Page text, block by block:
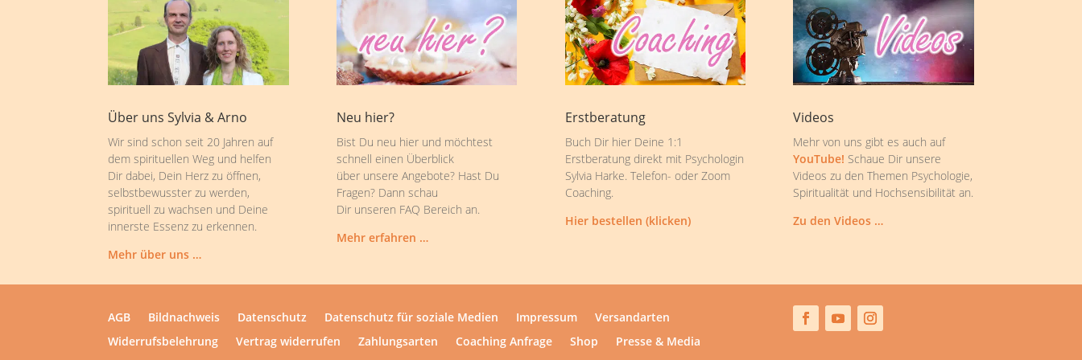
Über uns Sylvia & Arno
Wir sind schon seit 20 Jahren auf
dem spirituellen Weg und helfen
Dir dabei, Dein Herz zu öffnen,
selbstbewusster zu werden,
spirituell zu wachsen und Deine
innerste Essenz zu erkennen.
Mehr über uns …
Neu hier?
Bist Du neu hier und möchtest
schnell einen Überblick
über unsere Angebote? Hast Du
Fragen? Dann schau
Dir unseren FAQ Bereich an.
Mehr erfahren …
Erstberatung
Buch Dir hier Deine 1:1
Erstberatung direkt mit Psychologin
Sylvia Harke. Telefon- oder Zoom
Coaching.
Hier bestellen (klicken)
Videos
Mehr von uns gibt es auch auf
YouTube! Schaue Dir unsere
Videos zu den Themen Psychologie,
Spiritualität und Hochsensibilität an.
Zu den Videos …
AGB Bildnachweis Datenschutz Datenschutz für soziale Medien Impressum
Versandarten
Widerrufsbelehrung
Vertrag widerrufen Zahlungsarten Coaching Anfrage Shop
Presse & Media